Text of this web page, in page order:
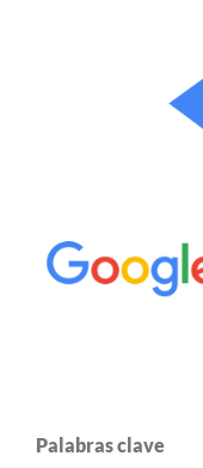
Palabras clave